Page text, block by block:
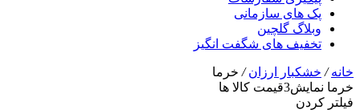
پک های سازمانی
وبلاگ گلچین
تخفیف های شگفت انگیز
خانه/ خشکبار ارزان/ خرما
خرما نمایش3قیمت کالا ها
فیلتر کردن